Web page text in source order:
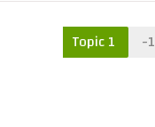
Topic 1